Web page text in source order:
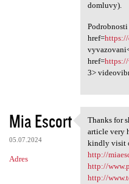
domluvy).
Podrobnosti
href=
href=https://
3>
Mia Escort
05.07.2024
Adres
Thanks
Thanks for
article very
kindly visit
http://
http://
http://